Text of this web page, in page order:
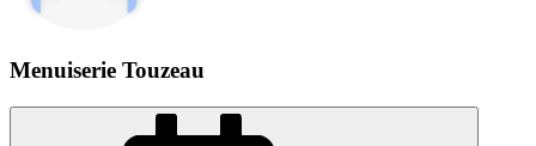
Menuiserie Touzeau